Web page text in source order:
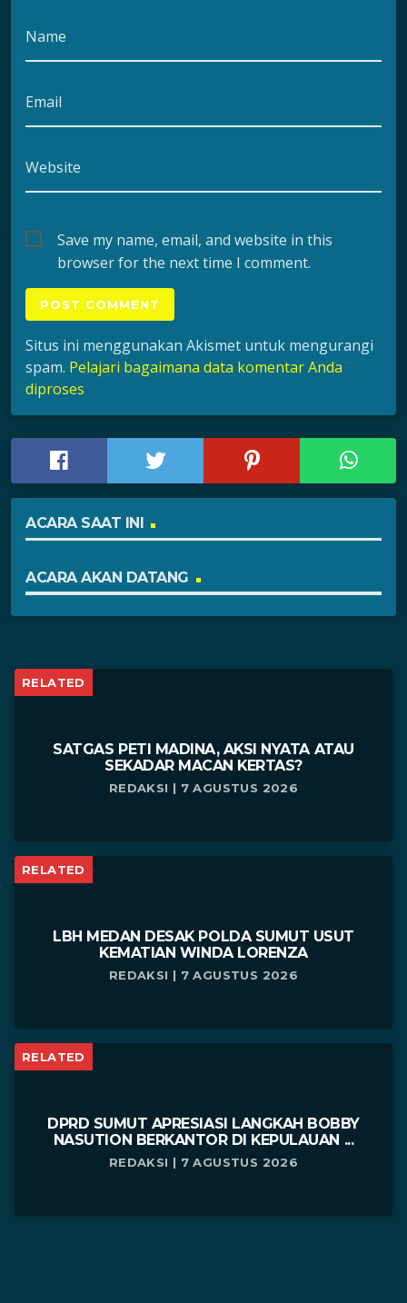
Name
Email
Website
Save my name, email, and website in this
browser for the next time I comment.
Situs ini menggunakan Akismet untuk mengurangi
spam. Pelajari bagaimana data komentar Anda
diproses
ACARA SAAT INI
ACARA AKAN DATANG
RELATED
SATGAS PETI MADINA, AKSI NYATA ATAU
SEKADAR MACAN KERTAS?
REDAKSI | 7 AGUSTUS 2026
RELATED
LBH MEDAN DESAK POLDA SUMUT USUT
KEMATIAN WINDA LORENZA
REDAKSI | 7 AGUSTUS 2026
RELATED
DPRD SUMUT APRESIASI LANGKAH BOBBY
NASUTION BERKANTOR DI KEPULAUAN ...
REDAKSI | 7 AGUSTUS 2026